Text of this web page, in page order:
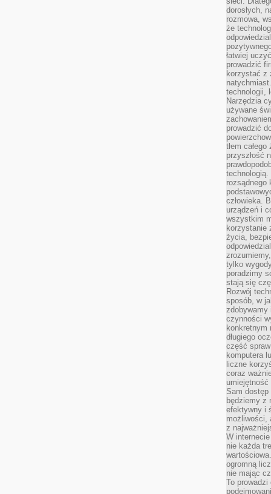
dorosłych,
rozmowa,
że
łatwiej
prowadzić
korzystać z
technologii,
Narzędzia
używane
prowadzić
tłem
przyszłość
rozsądnego
człowieka.
urządzeń i
wszystkim
korzystanie
życia,
tylko
poradzimy
stają się
Rozwój
sposób, w
zdobywamy
czynności
konkretnym
długiego
część
komputera
liczne
coraz
Sam dostęp
będziemy z
efektywny i
możliwości,
z
W
nie każda
ogromną
nie mając
To